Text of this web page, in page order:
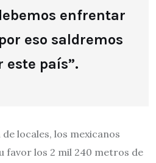
enfrentar
eso saldremos
este país”.
locales, los mexicanos
favor los 2 mil 240 metros de